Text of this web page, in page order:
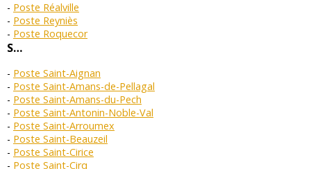
Poste Réalville
Poste Reyniès
Poste Roquecor
S…
Poste Saint-Aignan
Poste Saint-Amans-de-Pellagal
Poste Saint-Amans-du-Pech
Poste Saint-Antonin-Noble-Val
Poste Saint-Arroumex
Poste Saint-Beauzeil
Poste Saint-Cirice
Poste Saint-Cirq